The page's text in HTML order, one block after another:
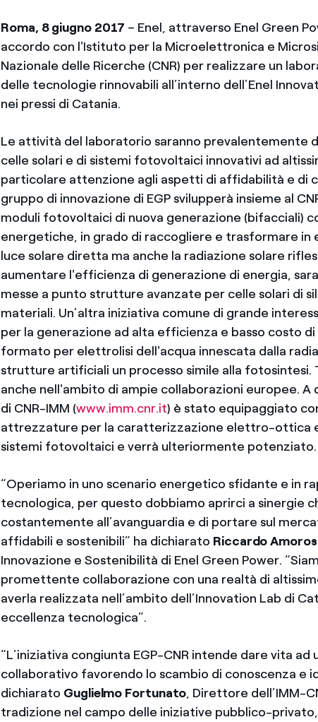
Roma, 8 giugno 2017 – Enel, attraverso Enel Green
accordo con l'Istituto per la Microelettronica e
Nazionale delle Ricerche (CNR) per realizzare un
delle tecnologie rinnovabili all’interno dell’Enel
nei pressi di Catania.
Le attività del laboratorio saranno prevalentemente
celle solari e di sistemi fotovoltaici innovativi ad
particolare attenzione agli aspetti di affidabilità e di
gruppo di innovazione di EGP svilupperà insieme al
moduli fotovoltaici di nuova generazione (bifacciali)
energetiche, in grado di raccogliere e trasformare in
luce solare diretta ma anche la radiazione solare
aumentare l'efficienza di generazione di energia,
messe a punto strutture avanzate per celle solari di
materiali. Un’altra iniziativa comune di grande
per la generazione ad alta efficienza e basso costo
formato per elettrolisi dell'acqua innescata dalla
strutture artificiali un processo simile alla fotosintesi.
anche nell'ambito di ampie collaborazioni europee.
di CNR-IMM (www.imm.cnr.it) è stato equipaggiato
attrezzature per la caratterizzazione elettro-ottica
sistemi fotovoltaici e verrà ulteriormente potenziato.
“Operiamo in uno scenario energetico sfidante e in
tecnologica, per questo dobbiamo aprirci a sinergie
costantemente all’avanguardia e di portare sul
affidabili e sostenibili” ha dichiarato Riccardo
Innovazione e Sostenibilità di Enel Green Power.
promettente collaborazione con una realtà di
averla realizzata nell’ambito dell’Innovation Lab di
eccellenza tecnologica”.
“L’iniziativa congiunta EGP-CNR intende dare vita
collaborativo favorendo lo scambio di conoscenza e
dichiarato Guglielmo Fortunato, Direttore dell’IMM-
tradizione nel campo delle iniziative pubblico-